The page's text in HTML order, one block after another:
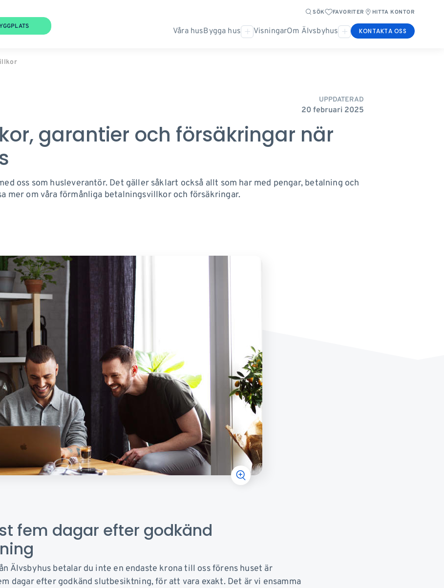
SÖK FAVORITER HITTA KONTOR
Våra husBygga hus VisningarOm Älvsbyhus KONTAKTA OSS
UPPDATERAD
20 februari 2025
garantier och försäkringar när
oss som husleverantör. Det gäller såklart också allt som har med pengar, betalning och
mer om våra förmånliga betalningsvillkor och försäkringar.
fem dagar efter godkänd
Älvsbyhus betalar du inte en endaste krona till oss förens huset är
dagar efter godkänd slutbesiktning, för att vara exakt. Det är vi ensamma